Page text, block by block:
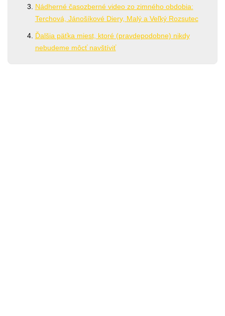
Nádherné časozberné video zo zimného obdobia:
Terchová, Jánošíkové Diery, Malý a Veľký Rozsutec
Ďalšia päťka miest, ktoré (pravdepodobne) nikdy
nebudeme môcť navštíviť